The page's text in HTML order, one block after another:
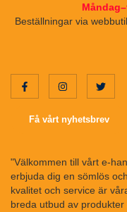
Beställningar via
Få vårt nyhetsbrev
"Välkommen till vårt e-
erbjuda dig en sömlös
kvalitet och service är
breda utbud av